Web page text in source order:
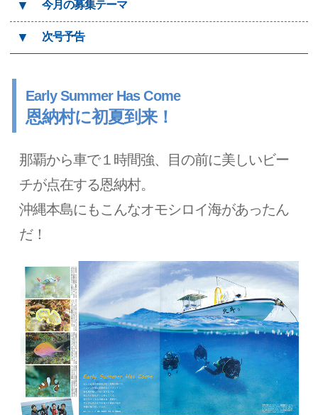
▼ 今月の募集テーマ
▼ 次号予告
Early Summer Has Come
恩納村に初夏到来！
那覇から車で１時間強、目の前に美しいビー
チが点在する恩納村。
沖縄本島にもこんなオモシロイ海があったん
だ！